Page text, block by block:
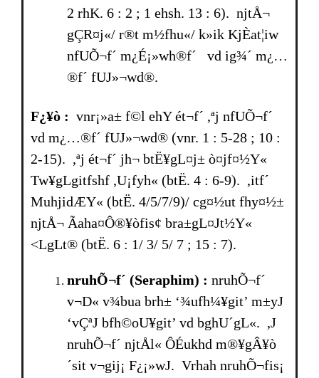
2 rhK. 6 : 2 ; 1 ehsh. 13 : 6). njtÅ¬
gÇR¤j«/ r®t m½fhu«/ k»ik KjÈat¦iw
nfUÕ¬f´ m¿É¡»wh®f´ vd ig¾´ m¿…
®f´ fUJ»¬wd®.
F¿¥ò : vnr¡»a± f©l ehY ét¬f´ ,ªj nfUÕ¬f´
vd m¿…®f´ fUJ»¬wd® (vnr. 1 : 5-28 ; 10 :
2-15). ,ªj ét¬f´ jh¬ btË¥gL¤j± ò¤jf¤½Y«
Tw¥gLgitfshf ,U¡fyh« (btË. 4 : 6-9). ,itf´
MuhjidÆY« (btË. 4/5/7/9)/ cg¤½ut fhy¤½±
njtÅ¬ Ãaha¤Ô®¥òfis¢ bra±gL¤Jt½Y«
<LgLt® (btË. 6 : 1/ 3/ 5/ 7 ; 15 : 7).
nruhÕ¬f´ (Seraphim) : nruhÕ¬f´
v¬D« v¾bua brh± ‘¾ufh¼¥git’ m±yJ
‘vÇªJ bfh©oU¥git’ vd bghU´gL«. ,J
nruhÕ¬f´ njtÅl« ÔÉukhd m®¥gÂ¥ò
´sit v¬gij¡ F¿¡»wJ. Vrhah nruhÕ¬fis¡